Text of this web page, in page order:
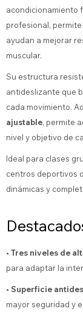
acondicionamiento
profesional,
ayudan a mejorar
muscular.
Su estructura
antideslizante que
cada movimiento.
ajustable, permite
nivel y objetivo de
Ideal para clases
centros deportivos
dinámicas y
• Tres niveles de
para adaptar la
• Superficie
mayor seguridad y